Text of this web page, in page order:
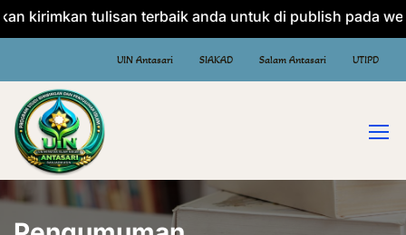
kirimkan tulisan terbaik anda untuk di publish pada
UIN Antasari SIAKAD Salam Antasari UTIPD